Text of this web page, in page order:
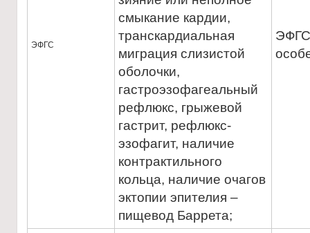
ЭФГС
смыкание кардии,
транскардиальная
миграция слизистой
оболочки,
гастроэзофагеальный
рефлюкс, грыжевой
гастрит, рефлюкс-
эзофагит, наличие
контрактильного
кольца, наличие очагов
эктопии эпителия –
пищевод Баррета;